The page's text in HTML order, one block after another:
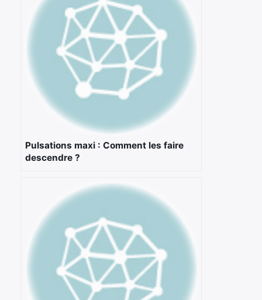
Pulsations maxi : Comment les faire
descendre ?